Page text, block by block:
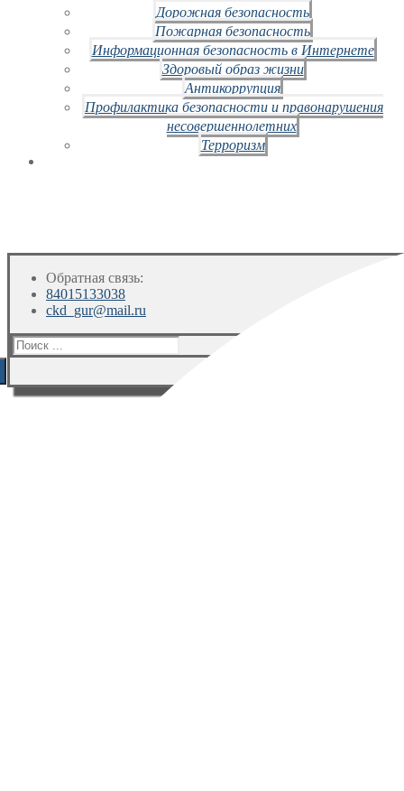
Дорожная безопасность
Пожарная безопасность
Информационная безопасность в Интернете
Здоровый образ жизни
Антикоррупция
Профилактика безопасности и правонарушения
несовершеннолетних
Терроризм
Обратная связь:
84015133038
ckd_gur@mail.ru
Искать: